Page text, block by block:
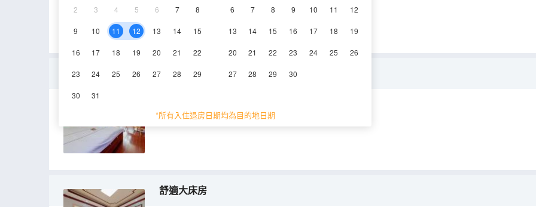
2 3 4 5 6 7 8
9 10 11 12 13 14 15
16 17 18 19 20 21 22
23 24 25 26 27 28 29
30 31
6 7 8 9 10 11 12
13 14 15 16 17 18 19
20 21 22 23 24 25 26
27 28 29 30
*所有入住退房日期均為目的地日期
獨棟別墅
200㎡ 1層 空調
舒適大床房